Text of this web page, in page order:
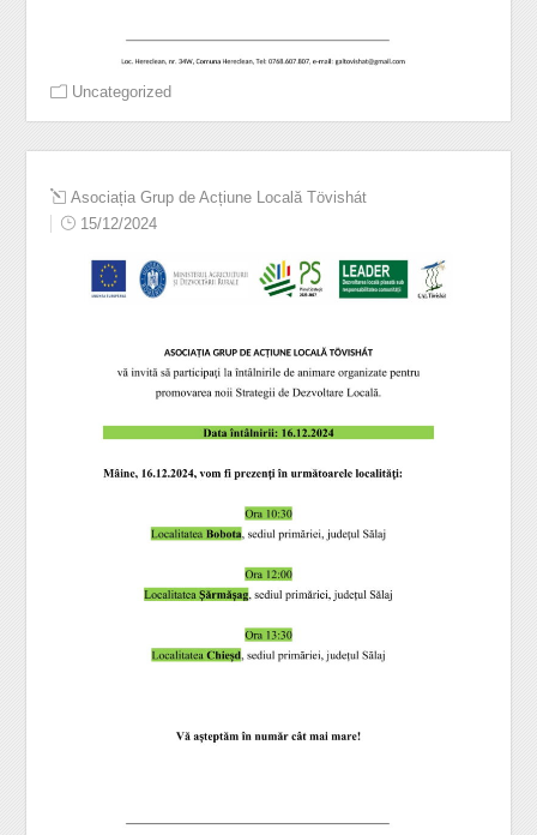
Uncategorized
Asociația Grup de Acțiune Locală Tövishát
15/12/2024